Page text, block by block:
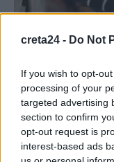
creta24 - Do Not
If you wish to opt-
processing of your
targeted advertising
section to confirm
opt-out request is
interest-based ads
ΚΡΗΤΗ